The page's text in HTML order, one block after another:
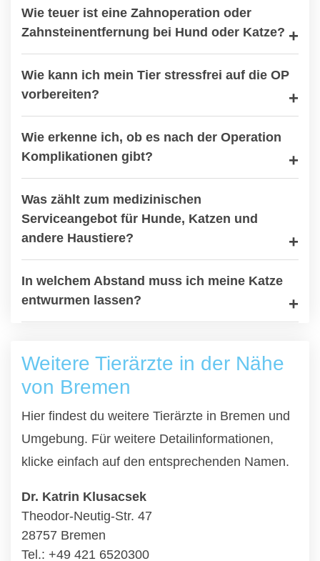
Wie teuer ist eine Zahnoperation oder
Zahnsteinentfernung bei Hund oder Katze?
Wie kann ich mein Tier stressfrei auf die OP
vorbereiten?
Wie erkenne ich, ob es nach der Operation
Komplikationen gibt?
Was zählt zum medizinischen
Serviceangebot für Hunde, Katzen und
andere Haustiere?
In welchem Abstand muss ich meine Katze
entwurmen lassen?
Weitere Tierärzte in der Nähe
von Bremen
Hier findest du weitere Tierärzte in Bremen und
Umgebung. Für weitere Detailinformationen,
klicke einfach auf den entsprechenden Namen.
Dr. Katrin Klusacsek
Theodor-Neutig-Str. 47
28757 Bremen
Tel.: +49 421 6520300